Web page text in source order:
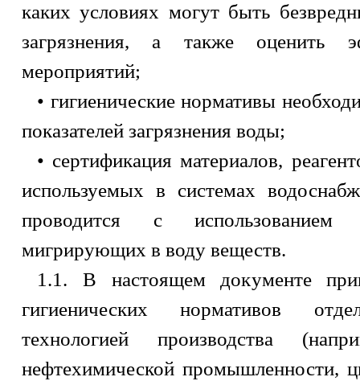
каких условиях могут быть
загрязнения, а также оценить
мероприятий;
• гигиенические нормативы
показателей загрязнения воды;
• сертификация материалов,
используемых в системах
проводится с использованием
мигрирующих в воду веществ.
1.1. В настоящем документе
гигиенических нормативов
технологией производства
нефтехимической промышленности,